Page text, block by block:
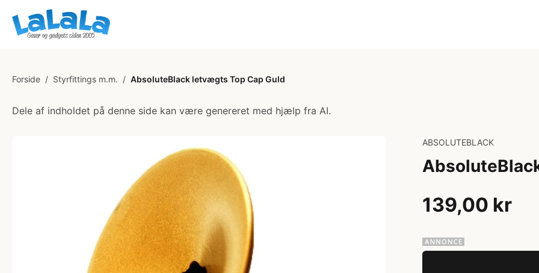
Forside / Styrfittings m.m. / AbsoluteBlack letvægts Top Cap Guld
Dele af indholdet på denne side kan være genereret med hjælp fra AI.
ABSOLUTEBLACK
139,00 kr